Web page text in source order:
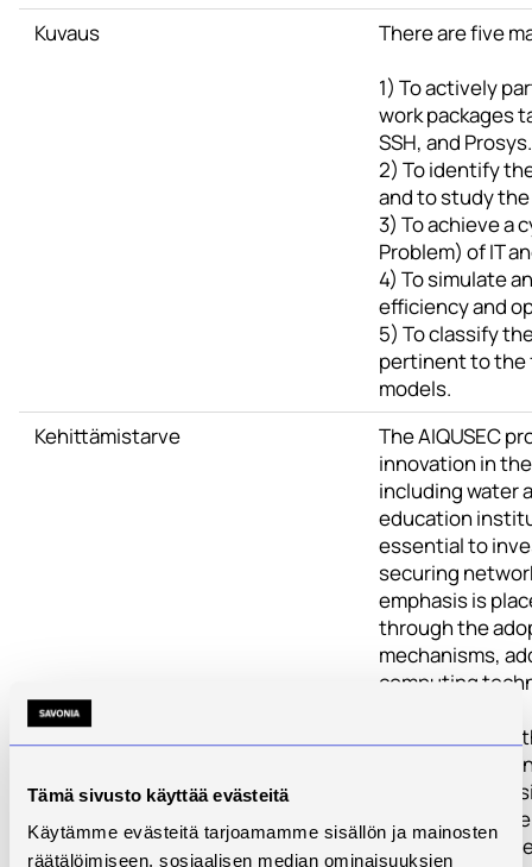
Tämä sivusto käyttää evästeitä
Käytämme evästeitä tarjoamamme sisällön ja mainosten
räätälöimiseen, sosiaalisen median ominaisuuksien
Kuvaus
There are five
1) To actively
work packages
SSH, and Prosys.
2) To identify
and to study
3) To achieve a
Problem) of IT
4) To simulate
efficiency and
5) To classify
pertinent to the
models.
Kehittämistarve
The AIQUSEC
innovation in
including water
education
essential to
securing
emphasis is
through the
mechanisms,
computing
In this context,
Infrastructure
platforms to
solutions and
layers of